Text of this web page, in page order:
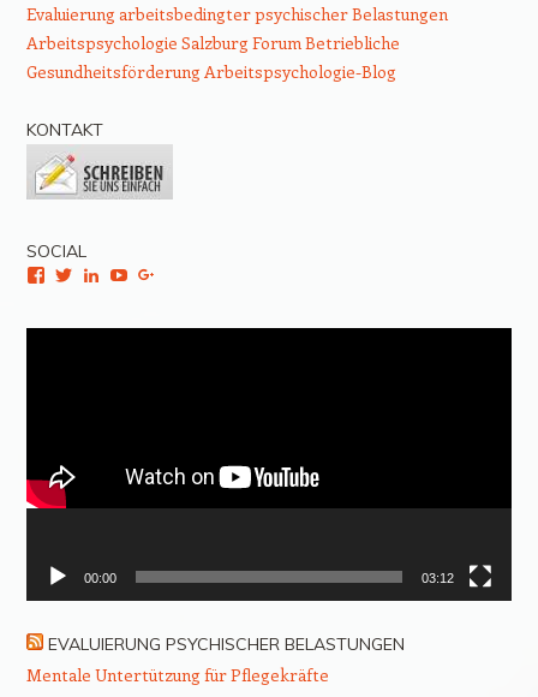
Evaluierung arbeitsbedingter psychischer Belastungen
Arbeitspsychologie Salzburg Forum Betriebliche
Gesundheitsförderung Arbeitspsychologie-Blog
KONTAKT
SOCIAL
Facebook
TwitterLinkedIn
YouTube
00:00 03:12
EVALUIERUNG PSYCHISCHER BELASTUNGEN
Mentale Untertützung für Pflegekräfte